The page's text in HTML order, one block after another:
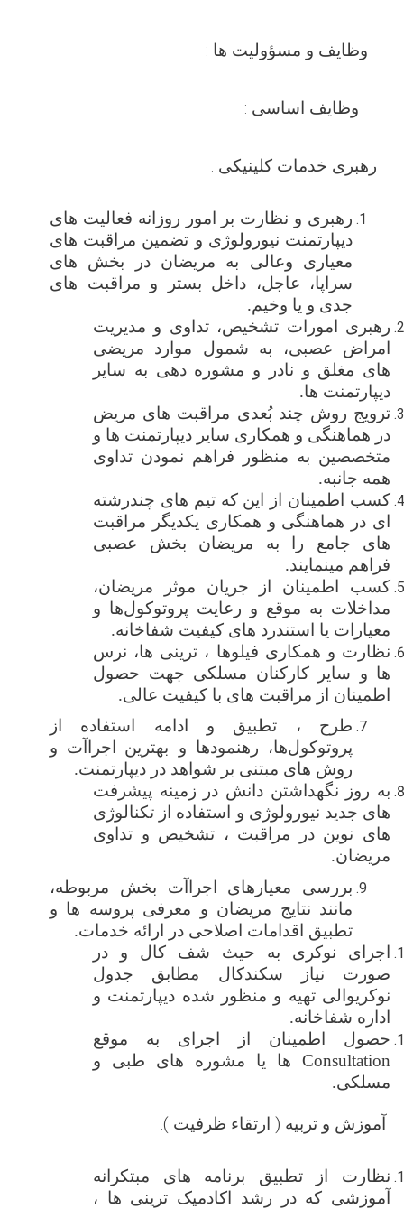
وظایف و مسؤولیت ها :
وظایف اساسی :
رهبری خدمات کلینیکی :
رهبری و نظارت بر امور روزانه فعالیت های
دیپارتمنت نیورولوژی و تضمین مراقبت های
معیاری وعالی به مریضان در بخش های
سراپا، عاجل، داخل بستر و مراقبت های
جدی و یا وخیم.
رهبری امورات تشخیص، تداوی و مدیریت
امراض عصبی، به شمول موارد مریضی
های مغلق و نادر و مشوره‌ دهی به سایر
دیپارتمنت ‌ها.
ترویج روش چند بُعدی مراقبت های مریض
در هماهنگی و همکاری سایر دیپارتمنت ها و
متخصصین به منظور فراهم نمودن تداوی
همه جانبه.
کسب اطمینان از این کهتیم ‌های چندرشته
‌ای در هماهنگی و همکاری یکدیگر مراقبت
های جامع را به مریضان بخش عصبی
فراهم مینمایند.
کسب اطمینان از جریان موثر مریضان،
مداخلات به ‌موقع و رعایت پروتوکول‌ها و
معیارات یا استندرد های کیفیت شفاخانه.
نظارت و همکاری فیلوها ، ترینی ها، نرس
ها و سایر کارکنان مسلکی جهت حصول
اطمینان از مراقبت های با کیفیت عالی.
طرح ، تطبیق و ادامه استفاده از
پروتوکول‌ها، رهنمود‌ها و بهترین
اجراآت و
روش‌ های مبتنی بر شواهد در دیپارتمنت.
به روز نگهداشتن دانش در زمینه پیشرفت
‌های جدید نیورولوژی و استفاده از تکنالوژی
‌های نوین در مراقبت ، تشخیص و تداوی
مریضان.
بررسی معیارهای اجراآت بخش مربوطه،
مانند نتایج مریضان و معرفی پروسه ها و
تطبیق اقدامات اصلاحی در ارائه خدمات.
اجرای نوکری به حیث شف کال و در
صورت نیاز سکندکال مطابق جدول
نوکریوالی تهیه و منظور شده دیپارتمنت و
اداره شفاخانه.
حصول اطمینان از اجرای به موقع
Consultation ها یا مشوره های طبی و
مسلکی.
آموزش و تربیه ( ارتقاء ظرفیت ):
نظارت از تطبیق برنامه‌ های مبتکرانه
آموزشی که در رشد اکادمیک ترینی ها ،